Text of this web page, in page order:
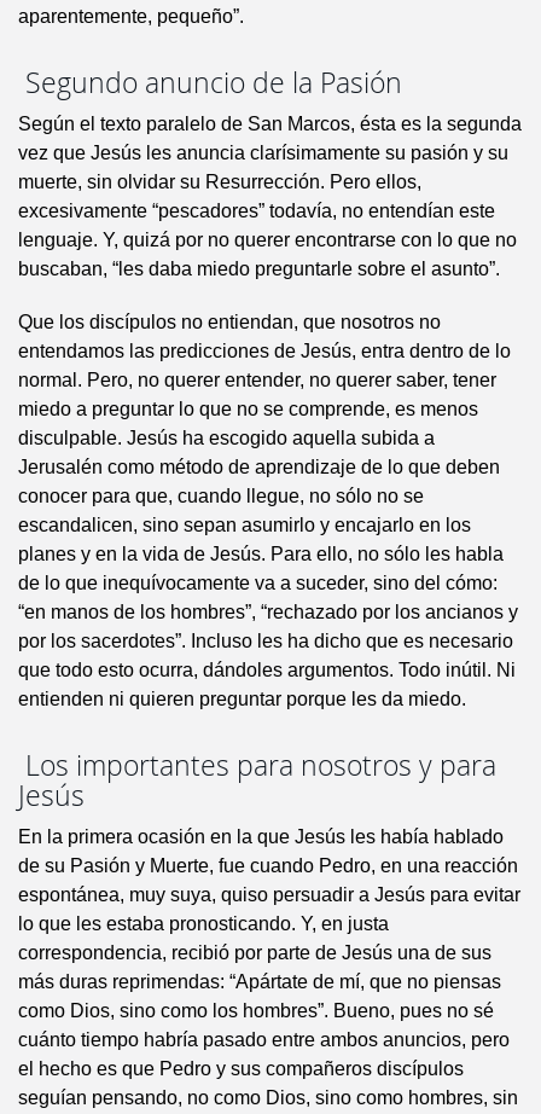
aparentemente, pequeño”.
Segundo anuncio de la Pasión
Según el texto paralelo de San Marcos, ésta es la segunda
vez que Jesús les anuncia clarísimamente su pasión y su
muerte, sin olvidar su Resurrección. Pero ellos,
excesivamente “pescadores” todavía, no entendían este
lenguaje. Y, quizá por no querer encontrarse con lo que no
buscaban, “les daba miedo preguntarle sobre el asunto”.
Que los discípulos no entiendan, que nosotros no
entendamos las predicciones de Jesús, entra dentro de lo
normal. Pero, no querer entender, no querer saber, tener
miedo a preguntar lo que no se comprende, es menos
disculpable. Jesús ha escogido aquella subida a
Jerusalén como método de aprendizaje de lo que deben
conocer para que, cuando llegue, no sólo no se
escandalicen, sino sepan asumirlo y encajarlo en los
planes y en la vida de Jesús. Para ello, no sólo les habla
de lo que inequívocamente va a suceder, sino del cómo:
“en manos de los hombres”, “rechazado por los ancianos y
por los sacerdotes”. Incluso les ha dicho que es necesario
que todo esto ocurra, dándoles argumentos. Todo inútil. Ni
entienden ni quieren preguntar porque les da miedo.
Los importantes para nosotros y para
Jesús
En la primera ocasión en la que Jesús les había hablado
de su Pasión y Muerte, fue cuando Pedro, en una reacción
espontánea, muy suya, quiso persuadir a Jesús para evitar
lo que les estaba pronosticando. Y, en justa
correspondencia, recibió por parte de Jesús una de sus
más duras reprimendas: “Apártate de mí, que no piensas
como Dios, sino como los hombres”. Bueno, pues no sé
cuánto tiempo habría pasado entre ambos anuncios, pero
el hecho es que Pedro y sus compañeros discípulos
seguían pensando, no como Dios, sino como hombres, sin